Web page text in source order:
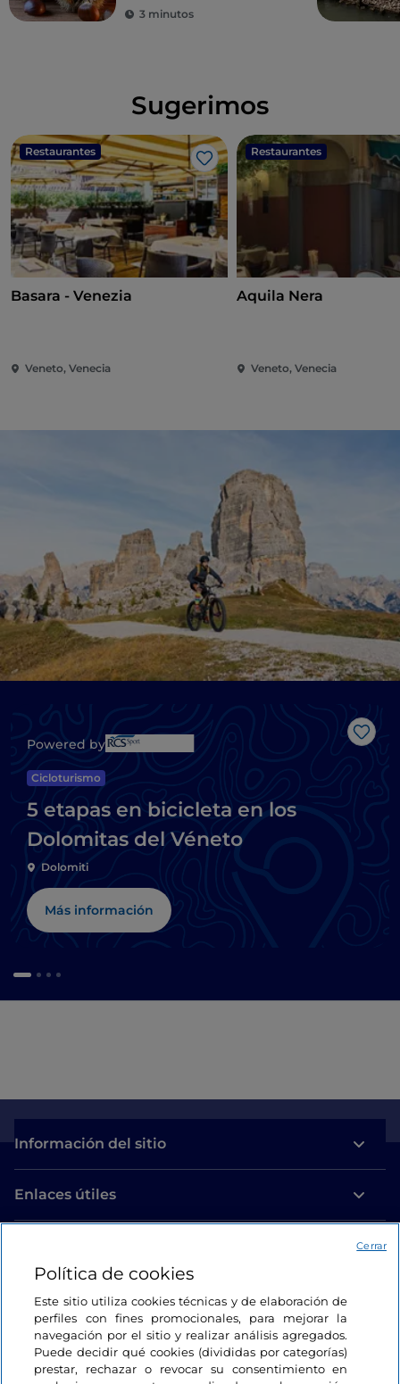
más sabrosas
3 minutos
Sugerimos
Restaurantes
Me gusta
Basara - Venezia
Veneto, Venecia
Restaurantes
Aquila Nera
Veneto, Venecia
Me
Powered by
Cicloturismo
5 etapas en bicicleta en los
Dolomitas del Véneto
Dolomiti
Más información
Información del sitio
Enlaces útiles
Estamos en contacto
Política de cookies
Este sitio utiliza cookies técnicas y de elaboración de
perfiles con fines promocionales, para mejorar la
navegación por el sitio y realizar análisis agregados.
Puede decidir qué cookies (divididas por categorías)
prestar, rechazar o revocar su consentimiento en
Cerrar